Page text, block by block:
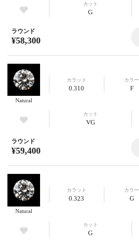
カット
G
ラウンド
¥58,300
Natural
カラット
0.310
カラー
F
カット
VG
ラウンド
¥59,400
Natural
カラット
0.323
カラー
G
カット
G